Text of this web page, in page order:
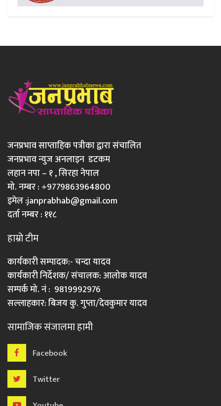
जनप्रभाव साप्ताहिक पत्रीका द्वारा संचालित
जनप्रभाव न्युज अनलाइन डटकम
लहान नपा – १ , सिरहा नेपाल
मो. नम्बर : +9779863964800
इमेल :janprabhab@gmail.com
दर्ता नम्बर : ११८
हाम्रो टीम
कार्यकारी सम्पादक:- चन्दा यादव
कार्यकारी निर्देशक/ संचालक: आलोक यादव
सम्पर्क मो. नं : 9819992976
सल्लाहकार: बिजय कु. गुप्ता/देवकुमार यादव
सामाजिक संजालमा हामी
Facebook
Twitter